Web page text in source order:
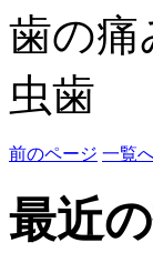
歯の痛
虫歯
前のページ 一覧
最近